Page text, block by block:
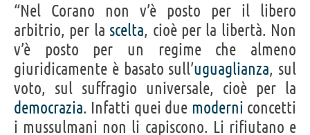
“Nel Corano non v’è posto per il libero
arbitrio, per la scelta, cioè per la libertà. Non
v’è posto per un regime che almeno
giuridicamente è basato sull’uguaglianza, sul
voto, sul suffragio universale, cioè per la
democrazia. Infatti quei due moderni concetti
i mussulmani non li capiscono. Li rifiutano e